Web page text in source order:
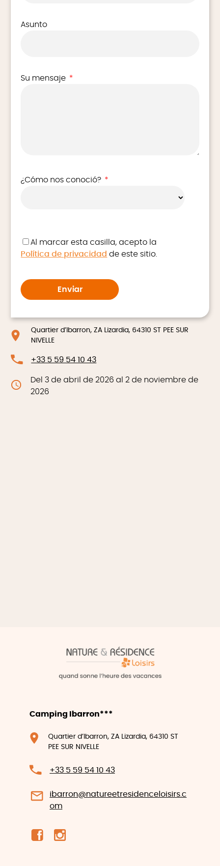
Asunto
Su mensaje *
¿Cómo nos conoció? *
Al marcar esta casilla, acepto la
Política de privacidad de este sitio.
Quartier d’Ibarron, ZA Lizardia, 64310 ST PEE SUR
NIVELLE
+33 5 59 54 10 43
Del 3 de abril de 2026 al 2 de noviembre de
2026
Camping Ibarron***
Quartier d’Ibarron, ZA Lizardia, 64310 ST
PEE SUR NIVELLE
+33 5 59 54 10 43
ibarron@natureetresidenceloisirs.c
om